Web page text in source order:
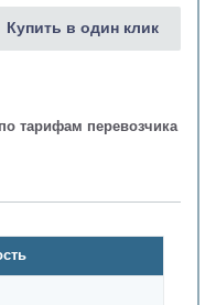
тарифам перевозчика
Купить в один клик